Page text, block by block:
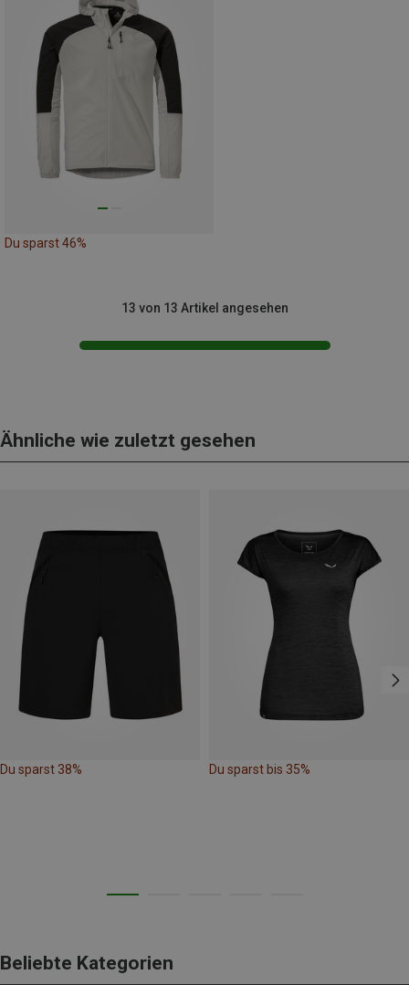
Du sparst 46%
13 von 13 Artikel angesehen
Ähnliche wie zuletzt gesehen
Du sparst 38% Du sparst bis 35%
Beliebte Kategorien